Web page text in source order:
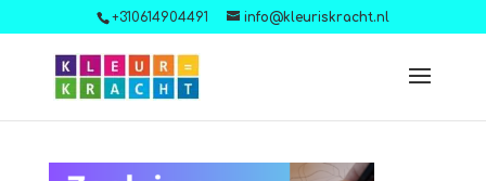
+310614904491 info@kleuriskracht.nl